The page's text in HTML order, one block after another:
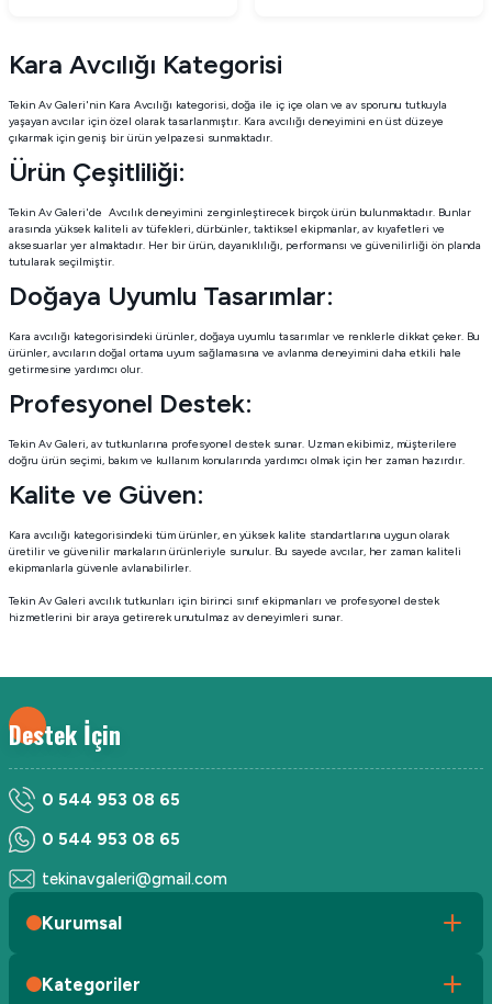
Kara Avcılığı Kategorisi
Tekin Av Galeri'nin Kara Avcılığı kategorisi, doğa ile iç içe olan ve av sporunu tutkuyla
yaşayan avcılar için özel olarak tasarlanmıştır. Kara avcılığı deneyimini en üst düzeye
çıkarmak için geniş bir ürün yelpazesi sunmaktadır.
Ürün Çeşitliliği:
Tekin Av Galeri'de Avcılık deneyimini zenginleştirecek birçok ürün bulunmaktadır. Bunlar
arasında yüksek kaliteli av tüfekleri, dürbünler, taktiksel ekipmanlar, av kıyafetleri ve
aksesuarlar yer almaktadır. Her bir ürün, dayanıklılığı, performansı ve güvenilirliği ön planda
tutularak seçilmiştir.
Doğaya Uyumlu Tasarımlar:
Kara avcılığı kategorisindeki ürünler, doğaya uyumlu tasarımlar ve renklerle dikkat çeker. Bu
ürünler, avcıların doğal ortama uyum sağlamasına ve avlanma deneyimini daha etkili hale
getirmesine yardımcı olur.
Profesyonel Destek:
Tekin Av Galeri, av tutkunlarına profesyonel destek sunar. Uzman ekibimiz, müşterilere
doğru ürün seçimi, bakım ve kullanım konularında yardımcı olmak için her zaman hazırdır.
Kalite ve Güven:
Kara avcılığı kategorisindeki tüm ürünler, en yüksek kalite standartlarına uygun olarak
üretilir ve güvenilir markaların ürünleriyle sunulur. Bu sayede avcılar, her zaman kaliteli
ekipmanlarla güvenle avlanabilirler.
Tekin Av Galeri avcılık tutkunları için birinci sınıf ekipmanları ve profesyonel destek
hizmetlerini bir araya getirerek unutulmaz av deneyimleri sunar.
Destek İçin
0 544 953 08 65
0 544 953 08 65
tekinavgaleri@gmail.com
Kurumsal
Kategoriler